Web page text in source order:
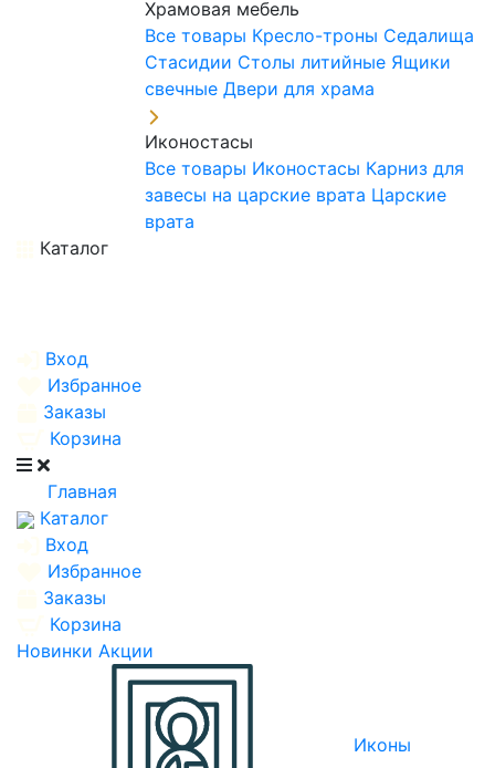
Храмовая мебель
Все товары Кресло-троны Седалища
Стасидии Столы литийные Ящики
свечные Двери для храма
Иконостасы
Все товары Иконостасы Карниз для
завесы на царские врата Царские
врата
Каталог
Вход
Избранное
Заказы
Корзина
Главная
Каталог
Вход
Избранное
Заказы
Корзина
Новинки Акции
Иконы